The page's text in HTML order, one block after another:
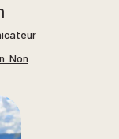
.Non